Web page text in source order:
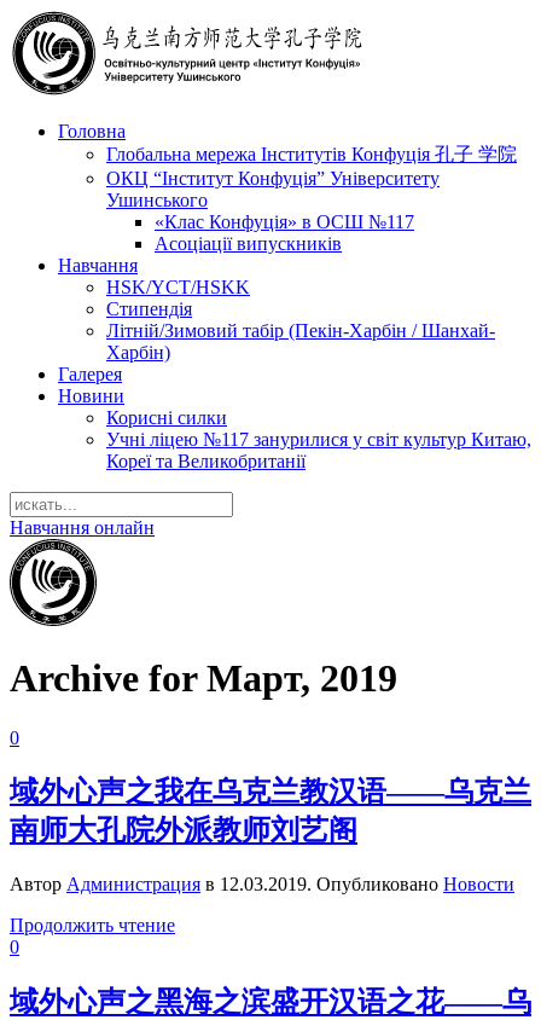
Головна
Глобальна мережа Інститутів Конфуція 孔子 学院
ОКЦ “Інститут Конфуція” Університету
Ушинського
«Клас Конфуція» в ОСШ №117
Асоціації випускників
Навчання
HSK/YCT/HSKK
Стипендія
Літній/Зимовий табір (Пекін-Харбін / Шанхай-
Харбін)
Галерея
Новини
Корисні силки
Учні ліцею №117 занурилися у світ культур Китаю,
Кореї та Великобританії
Навчання онлайн
Archive for Март, 2019
0
域外心声之我在乌克兰教汉语——乌克兰
南师大孔院外派教师刘艺阁
Автор Администрация в 12.03.2019. Опубликовано Новости
Продолжить чтение
0
域外心声之黑海之滨盛开汉语之花——乌